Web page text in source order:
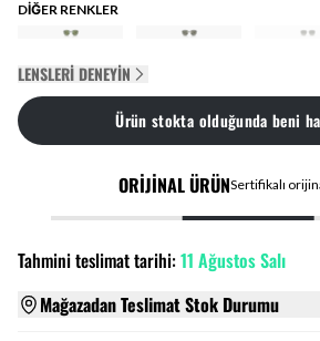
DİĞER RENKLER
LENSLERI DENEYIN
Ürün stokta olduğunda beni
ORİJİNAL ÜRÜNSertifikalı
Tahmini teslimat tarihi:11 Ağustos Salı
Mağazadan Teslimat Stok Durumu